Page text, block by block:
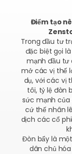
Điểm tạo
Trong đầu tư
đặc biệt gọi
mạnh đầu tư
mở các vị thế
dụ, với các vị
tôi, tỷ lệ đòn
sức mạnh của
cứ thế nhân
dịch các cổ
Đòn bẩy là
dân chủ